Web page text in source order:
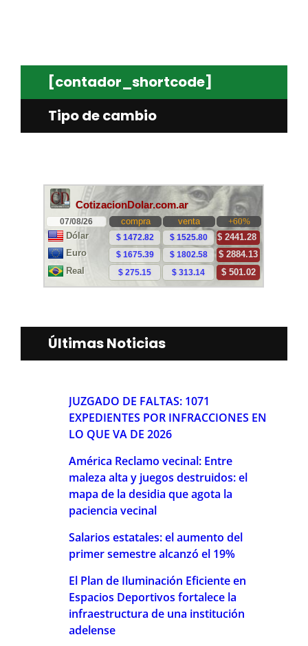
[contador_shortcode]
Tipo de cambio
Últimas Noticias
JUZGADO DE FALTAS: 1071
EXPEDIENTES POR INFRACCIONES EN
LO QUE VA DE 2026
América Reclamo vecinal: Entre
maleza alta y juegos destruidos: el
mapa de la desidia que agota la
paciencia vecinal
Salarios estatales: el aumento del
primer semestre alcanzó el 19%
El Plan de Iluminación Eficiente en
Espacios Deportivos fortalece la
infraestructura de una institución
adelense